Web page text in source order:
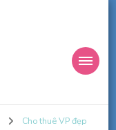
Cho thuê VP đẹp